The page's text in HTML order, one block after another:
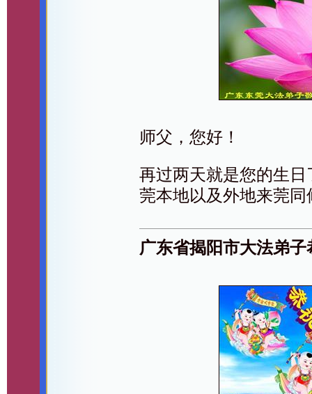
师父，您好！
再过两天就是您的生
莞本地以及外地来莞
广东省揭阳市大法弟